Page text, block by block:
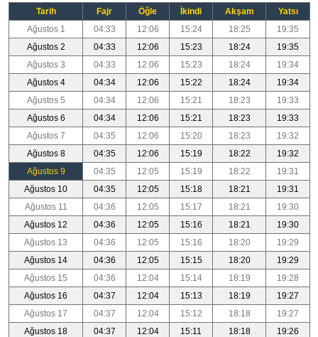
Tarih Fajr Öğle İkindi Akşam
Yatsı
Ağustos 1
04:33 12:06 15:24 18:25
19:35
Ağustos 2
04:33 12:06 15:23 18:24
19:35
Ağustos 3
04:33 12:06 15:23 18:24
19:34
Ağustos 4
04:34 12:06 15:22 18:24
19:34
Ağustos 5
04:34 12:06 15:21 18:23
19:33
Ağustos 6
04:34 12:06 15:21 18:23
19:33
Ağustos 7
04:35 12:06 15:20 18:23
19:32
Ağustos 8
04:35 12:06 15:19 18:22
19:32
Ağustos 9
04:35 12:05 15:19 18:22
19:31
Ağustos 10
04:35 12:05 15:18 18:21
19:31
Ağustos 11
04:36 12:05 15:17 18:21
19:30
Ağustos 12
04:36 12:05 15:16 18:21
19:30
Ağustos 13
04:36 12:05 15:16 18:20
19:29
Ağustos 14
04:36 12:05 15:15 18:20
19:29
Ağustos 15
04:36 12:04 15:14 18:19
19:28
Ağustos 16
04:37 12:04 15:13 18:19
19:27
Ağustos 17
04:37 12:04 15:12 18:18
19:27
Ağustos 18
04:37 12:04 15:11 18:18
19:26